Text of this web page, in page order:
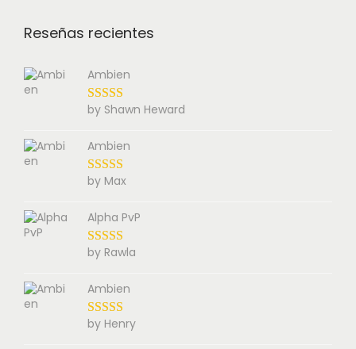
Reseñas recientes
Ambien
by Shawn Heward
Ambien
by Max
Alpha PvP
by Rawla
Ambien
by Henry